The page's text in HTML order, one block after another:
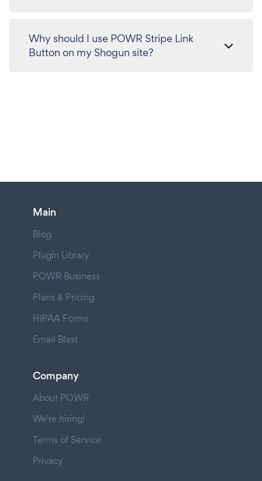
Why should I use POWR Stripe Link
Button on my Shogun site?
Main
Blog
Plugin Library
POWR Business
Plans & Pricing
HIPAA Forms
Email Blast
Company
About POWR
We're hiring!
Terms of Service
Privacy